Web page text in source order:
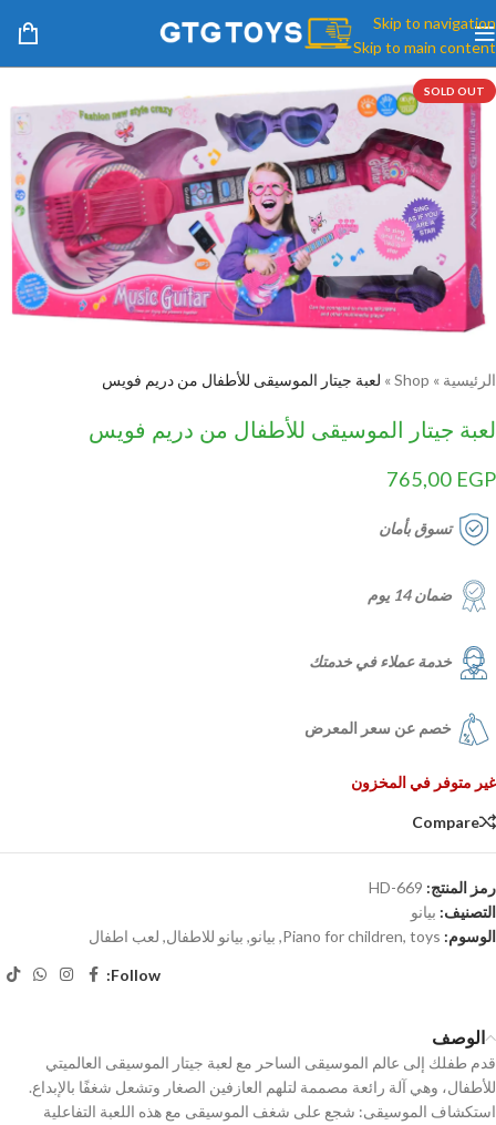
Skip to navigation
Skip to main content
SOLD OUT
الرئيسية »
Shop
» لعبة جيتار الموسيقى للأطفال من دريم فويس
لعبة جيتار الموسيقى للأطفال من دريم فويس
765,00 EGP
تسوق بأمان
ضمان 14 يوم
خدمة عملاء في خدمتك
خصم عن سعر المعرض
غير متوفر في المخزون
Compare
رمز المنتج: HD-669
التصنيف: بيانو
الوسوم:
Piano for children, toys
, بيانو, بيانو للاطفال, لعب اطفال
Follow:
الوصف
قدم طفلك إلى عالم الموسيقى الساحر مع لعبة جيتار الموسيقى العالميتي
للأطفال، وهي آلة رائعة مصممة لتلهم العازفين الصغار وتشعل شغفًا بالإبداع.
استكشاف الموسيقى: شجع على شغف الموسيقى مع هذه اللعبة التفاعلية